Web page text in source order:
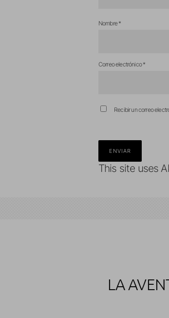
Nombre*
Correo electrónico*
Recibir un correo
This site uses
LA